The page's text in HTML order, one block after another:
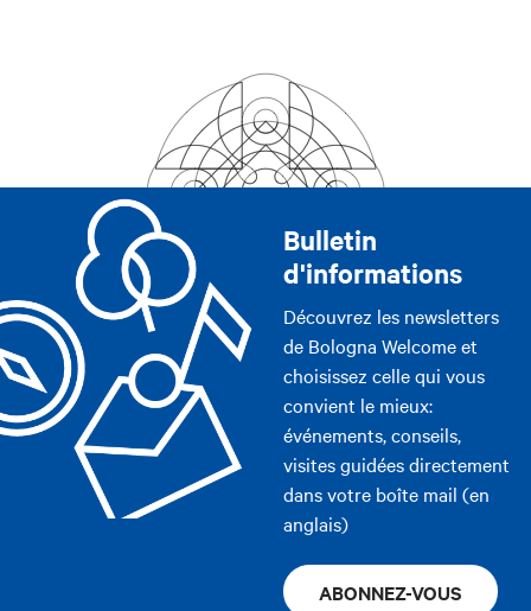
Bulletin
d'informations
Découvrez les newsletters
de Bologna Welcome et
choisissez celle qui vous
convient le mieux:
événements, conseils,
visites guidées directement
dans votre boîte mail (en
anglais)
ABONNEZ-VOUS